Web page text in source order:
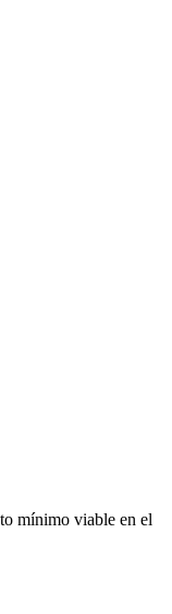
mínimo viable en el